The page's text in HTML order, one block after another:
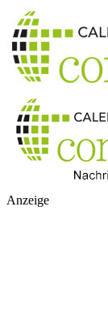
Anzeige